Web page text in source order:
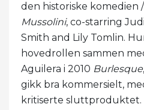
den historiske komedien
Mussolini, co-starring
Smith and Lily Tomlin.
hovedrollen sammen
Aguilera i 2010 Burlesque
gikk bra kommersielt,
kritiserte sluttproduktet.